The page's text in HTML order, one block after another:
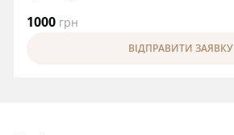
1000 грн
ВІДПРАВИТИ ЗАЯВКУ